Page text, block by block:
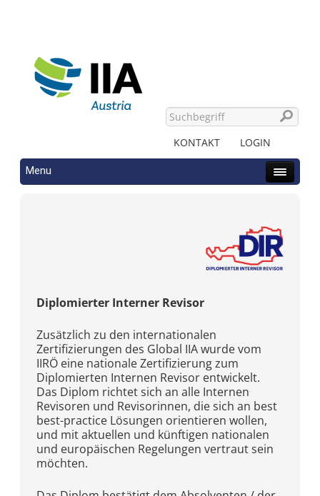
KONTAKT LOGIN
Menu
Diplomierter Interner Revisor
Zusätzlich zu den internationalen
Zertifizierungen des Global IIA wurde vom
IIRÖ eine nationale Zertifizierung zum
Diplomierten Internen Revisor entwickelt.
Das Diplom richtet sich an alle Internen
Revisoren und Revisorinnen, die sich an best
best-practice Lösungen orientieren wollen,
und mit aktuellen und künftigen nationalen
und europäischen Regelungen vertraut sein
möchten.